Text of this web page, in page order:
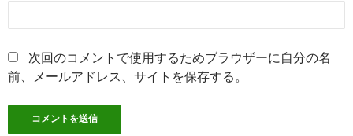
次回のコメントで使用するためブラウザーに自分の名
前、メールアドレス、サイトを保存する。